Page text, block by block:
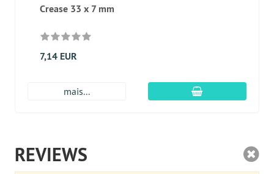
Crease 33 x 7 mm
7,14 EUR
mais... Adicionar ao
REVIEWS